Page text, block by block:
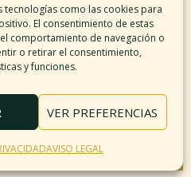
tecnologías como las cookies para
El consentimiento de estas
comportamiento de navegación o
o retirar el consentimiento,
y funciones.
VER PREFERENCIAS
AVISO LEGAL